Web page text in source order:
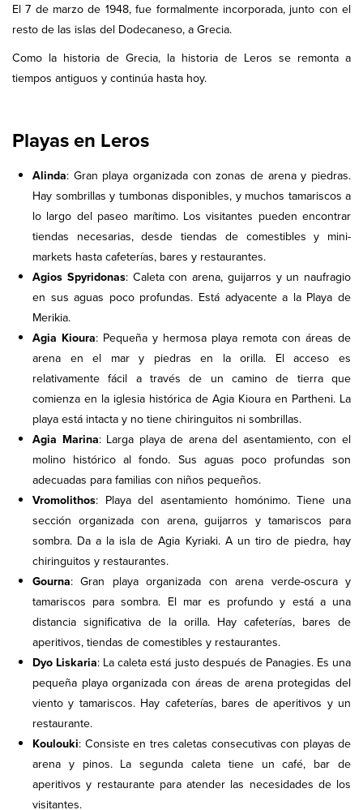
El 7 de marzo de 1948, fue formalmente incorporada, junto con el
resto de las islas del Dodecaneso, a Grecia.
Como la historia de Grecia, la historia de Leros se remonta a
tiempos antiguos y continúa hasta hoy.
Playas en Leros
Alinda: Gran playa organizada con zonas de arena y piedras.
Hay sombrillas y tumbonas disponibles, y muchos tamariscos a
lo largo del paseo marítimo. Los visitantes pueden encontrar
tiendas necesarias, desde tiendas de comestibles y mini-
markets hasta cafeterías, bares y restaurantes.
Agios Spyridonas: Caleta con arena, guijarros y un naufragio
en sus aguas poco profundas. Está adyacente a la Playa de
Merikia.
Agia Kioura: Pequeña y hermosa playa remota con áreas de
arena en el mar y piedras en la orilla. El acceso es
relativamente fácil a través de un camino de tierra que
comienza en la iglesia histórica de Agia Kioura en Partheni. La
playa está intacta y no tiene chiringuitos ni sombrillas.
Agia Marina: Larga playa de arena del asentamiento, con el
molino histórico al fondo. Sus aguas poco profundas son
adecuadas para familias con niños pequeños.
Vromolithos: Playa del asentamiento homónimo. Tiene una
sección organizada con arena, guijarros y tamariscos para
sombra. Da a la isla de Agia Kyriaki. A un tiro de piedra, hay
chiringuitos y restaurantes.
Gourna: Gran playa organizada con arena verde-oscura y
tamariscos para sombra. El mar es profundo y está a una
distancia significativa de la orilla. Hay cafeterías, bares de
aperitivos, tiendas de comestibles y restaurantes.
Dyo Liskaria: La caleta está justo después de Panagies. Es una
pequeña playa organizada con áreas de arena protegidas del
viento y tamariscos. Hay cafeterías, bares de aperitivos y un
restaurante.
Koulouki: Consiste en tres caletas consecutivas con playas de
arena y pinos. La segunda caleta tiene un café, bar de
aperitivos y restaurante para atender las necesidades de los
visitantes.